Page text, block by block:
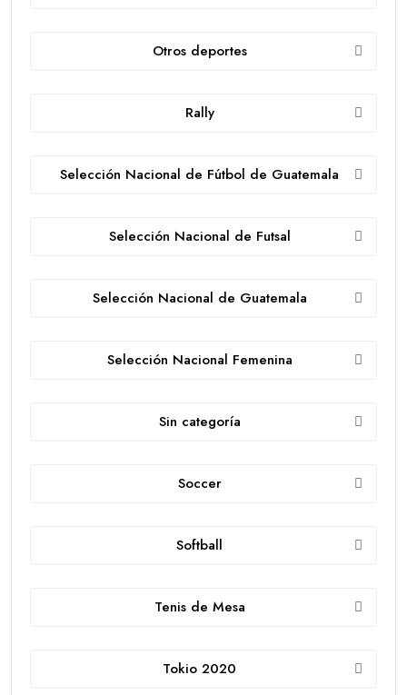
Otros deportes
Rally
Selección Nacional de Fútbol de Guatemala
Selección Nacional de Futsal
Selección Nacional de Guatemala
Selección Nacional Femenina
Sin categoría
Soccer
Softball
Tenis de Mesa
Tokio 2020